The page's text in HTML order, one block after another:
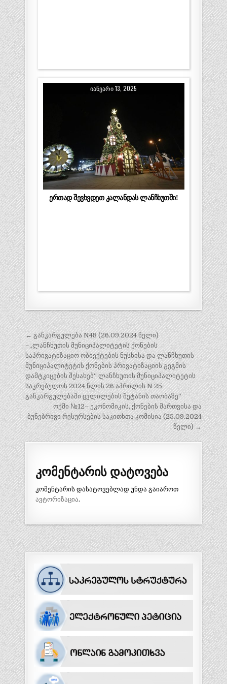
ᲘᲐᲜᲕᲐᲠᲘ 13, 2025
ერთად შევხვდეთ კალანდას ლანჩხუთში!
პოსტის
ნავიგაცია
← განკარგულება N48 (26.09.2024 წელი)
–,,ლანჩხუთის მუნიციპალიტეტის ქონების
საპრივატიზაციო ობიექტების ნუსხისა და ლანჩხუთის
მუნიციპალიტეტის ქონების პრივატიზაციის გეგმის
დამტკიცების შესახებ“ ლანჩხუთის მუნიციპალიტეტის
საკრებულოს 2024 წლის 26 აპრილის N 25
განკარგულებაში ცვლილების შეტანის თაობაზე“
ოქმი №12– ეკონომიკის, ქონების მართვისა და
ბუნებრივი რესურსების საკითხთა კომისია (25.09.2024
წელი) →
კომენტარის დატოვება
კომენტარის დასატოვებლად უნდა გაიაროთ
ავტორიზაცია.